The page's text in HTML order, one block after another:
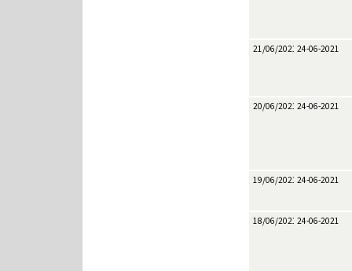
21/06/2021 24-06-2021
20/06/2021 24-06-2021
19/06/2021 24-06-2021
18/06/2021 24-06-2021